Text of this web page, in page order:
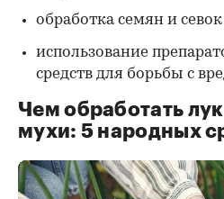
обработка семян и
использование
средств для борьбы с
Чем обработать
мухи: 5 народных